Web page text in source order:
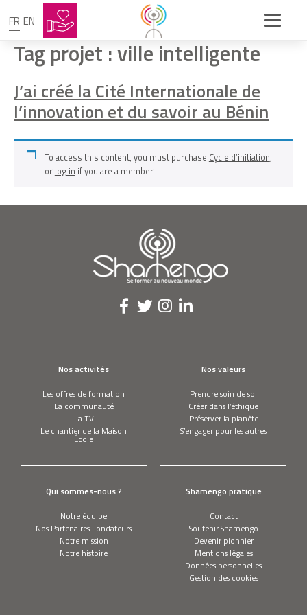
FR EN
Tag projet :ville intelligente
J’ai créé la Cité Internationale de
l’innovation et du savoir au Bénin
To access this content, you must purchase Cycle d’initiation,
or log in if you are a member.
Nos activités
Les offres de formation
La communauté
La TV
Le chantier de la Maison
École
Nos valeurs
Prendre soin de soi
Créer dans l’éthique
Préserver la planète
S’engager pour les autres
Qui sommes-nous ?
Notre équipe
Nos Partenaires Fondateurs
Notre mission
Notre histoire
Shamengo pratique
Contact
Soutenir Shamengo
Devenir pionnier
Mentions légales
Données personnelles
Gestion des cookies